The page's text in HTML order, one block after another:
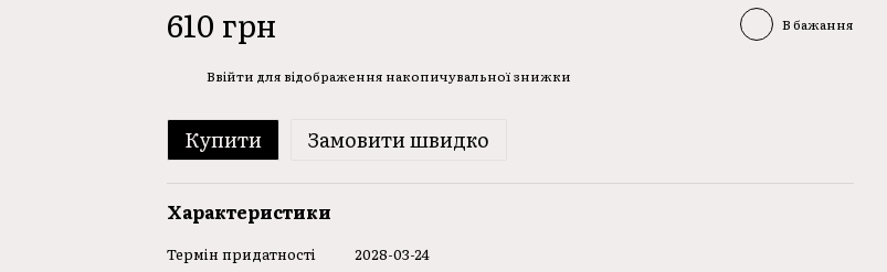
610 грн В бажання
Ввійти для відображення накопичувальної знижки
Купити Замовити швидко
Характеристики
Термін придатності
2028-03-24